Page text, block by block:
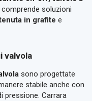
comprende soluzioni
in grafite e
valvola
sono progettate
stabile anche con
pressione. Carrara